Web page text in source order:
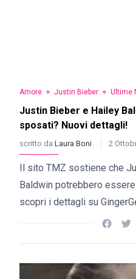
Amore Justin Bieber Ultime
Justin Bieber e Hailey
sposati? Nuovi dettagli!
scritto da Laura Boni 2
Il sito TMZ sostiene che
Baldwin potrebbero
scopri i dettagli su